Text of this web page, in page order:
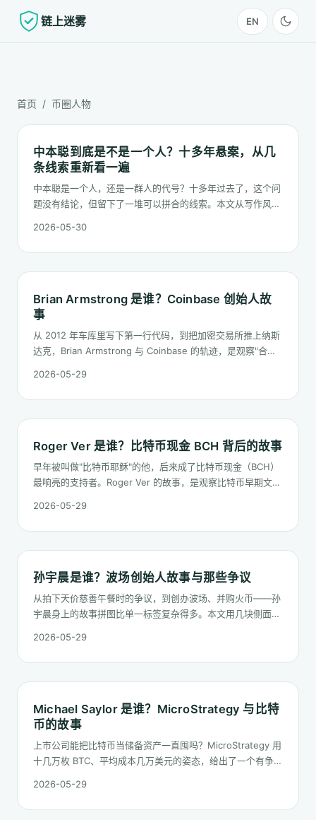
链上迷雾 EN
首页 / 币圈人物
中本聪到底是不是一个人？十多年悬案，从几
条线索重新看一遍
中本聪是一个人，还是一群人的代号？十多年过去了，这个问
题没有结论，但留下了一堆可以拼合的线索。本文从写作风
2026-05-30
Brian Armstrong 是谁？Coinbase 创始人故
事
从 2012 年车库里写下第一行代码，到把加密交易所推上纳斯
达克，Brian Armstrong 与 Coinbase 的轨迹，是观察"合规
2026-05-29
Roger Ver 是谁？比特币现金 BCH 背后的故事
早年被叫做"比特币耶稣"的他，后来成了比特币现金（BCH）
最响亮的支持者。Roger Ver 的故事，是观察比特币早期文化
2026-05-29
孙宇晨是谁？波场创始人故事与那些争议
从拍下天价慈善午餐时的争议，到创办波场、并购火币——孙
宇晨身上的故事拼图比单一标签复杂得多。本文用几块侧面，
2026-05-29
Michael Saylor 是谁？MicroStrategy 与比特
币的故事
上市公司能把比特币当储备资产一直囤吗？MicroStrategy 用
十几万枚 BTC、平均成本几万美元的姿态，给出了一个有争议
2026-05-29